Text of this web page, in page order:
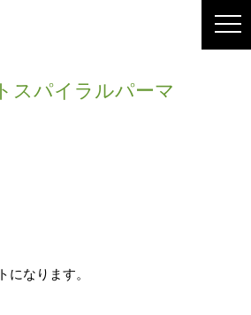
スパイラルパーマ
になります。